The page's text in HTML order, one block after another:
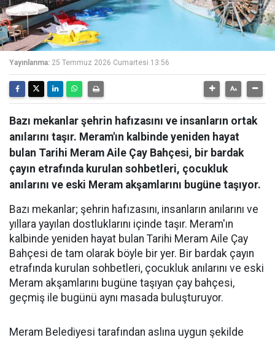
Yayınlanma: 25 Temmuz 2026 Cumartesi 13:56
Bazı mekanlar şehrin hafızasını ve insanların ortak
anılarını taşır. Meram'ın kalbinde yeniden hayat
bulan Tarihi Meram Aile Çay Bahçesi, bir bardak
çayın etrafında kurulan sohbetleri, çocukluk
anılarını ve eski Meram akşamlarını bugüne taşıyor.
Bazı mekanlar; şehrin hafızasını, insanların anılarını ve
yıllara yayılan dostluklarını içinde taşır. Meram'ın
kalbinde yeniden hayat bulan Tarihi Meram Aile Çay
Bahçesi de tam olarak böyle bir yer. Bir bardak çayın
etrafında kurulan sohbetleri, çocukluk anılarını ve eski
Meram akşamlarını bugüne taşıyan çay bahçesi,
geçmiş ile bugünü aynı masada buluşturuyor.
Meram Belediyesi tarafından aslına uygun şekilde